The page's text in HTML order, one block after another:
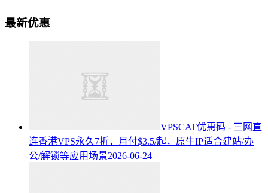
最新优惠
VPSCAT优惠码 - 三网直
连香港VPS永久7折，月付$3.5/起，原生IP适合建站/办
公/解锁等应用场景2026-06-24